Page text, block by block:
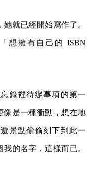
就已經開始寫作了。
想擁有自己的 ISBN
錄裡待辦事項的第一
像是一種衝動，想在地
景點偷偷刻下到此一
的名字，這樣而已。